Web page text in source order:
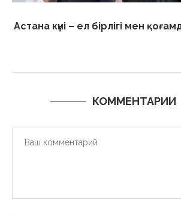
Астана күні – ел бірлігі мен
КОММЕНТАРИИ